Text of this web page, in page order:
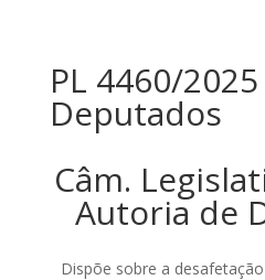
PL 4460/2025
Deputados
Câm.
Autoria de
Dispõe sobre a